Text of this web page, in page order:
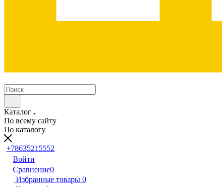
Каталог
По всему сайту
По каталогу
+78635215552
Войти
Сравнение0
Избранные товары 0